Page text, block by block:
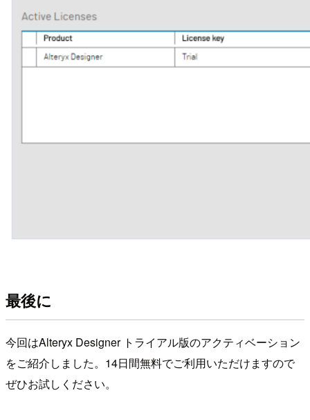
最後に
今回はAlteryx Designer トライアル版のアクティベーション
をご紹介しました。14日間無料でご利用いただけますので
ぜひお試しください。